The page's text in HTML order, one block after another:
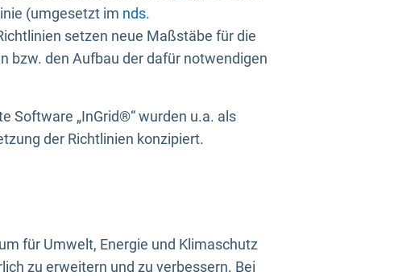
(umgesetzt im nds.
setzen neue Maßstäbe für die
bzw. den Aufbau der dafür notwendigen
Software „InGrid®“ wurden u.a. als
der Richtlinien konzipiert.
für Umwelt, Energie und Klimaschutz
zu erweitern und zu verbessern. Bei